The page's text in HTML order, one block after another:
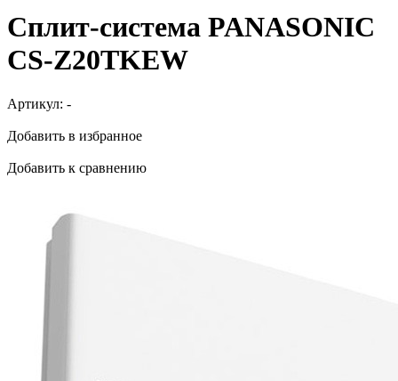
Сплит-система PANASONIC
CS-Z20TKEW
Артикул: -
Добавить в избранное
Добавить к сравнению